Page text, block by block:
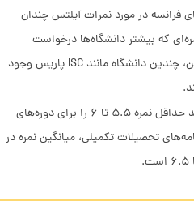
فرانسه در مورد نمرات آیلتس چندان
که بیشتر دانشگاه‌ها درخواست
می‌کنند ۶-۶.۵ است. علاوه‌براین، چندین دانشگاه مانند ISC پاریس وجود
بیشتر دانشگاه‌های ایرلند حداقل نمره ۵.۵ تا ۶ را برای دوره‌های
تحصیلات تکمیلی، میانگین نمره در